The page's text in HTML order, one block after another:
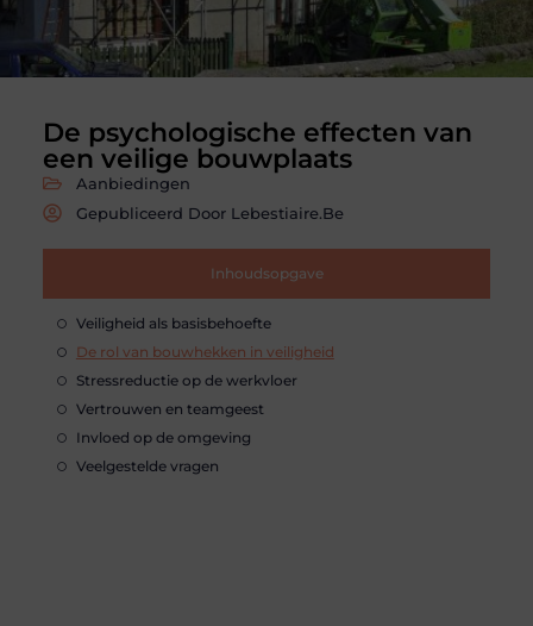
De psychologische effecten van
een veilige bouwplaats
Aanbiedingen
Gepubliceerd Door Lebestiaire.be
Inhoudsopgave
Veiligheid als basisbehoefte
De rol van bouwhekken in veiligheid
Stressreductie op de werkvloer
Vertrouwen en teamgeest
Invloed op de omgeving
Veelgestelde vragen